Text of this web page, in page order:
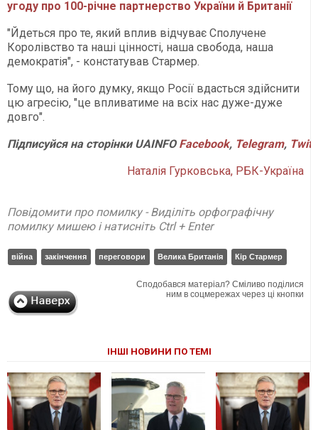
угоду про 100-річне партнерство України й Британії
"Йдеться про те, який вплив відчуває Сполучене
Королівство та наші цінності, наша свобода, наша
демократія", - констатував Стармер.
Тому що, на його думку, якщо Росії вдасться здійснити
цю агресію, "це впливатиме на всіх нас дуже-дуже
довго".
ПідписуйсянасторінкиUAINFO Facebook, Telegram,
Наталія Гурковська, РБК-Україна
Повідомити про помилку - Виділіть орфографічну
помилку мишею і натисніть Ctrl + Enter
війна закінчення переговори Велика Британія Кір Стармер
Сподобався матеріал? Сміливо поділися
ним в соцмережах через ці кнопки
ІНШІ НОВИНИ ПО ТЕМІ